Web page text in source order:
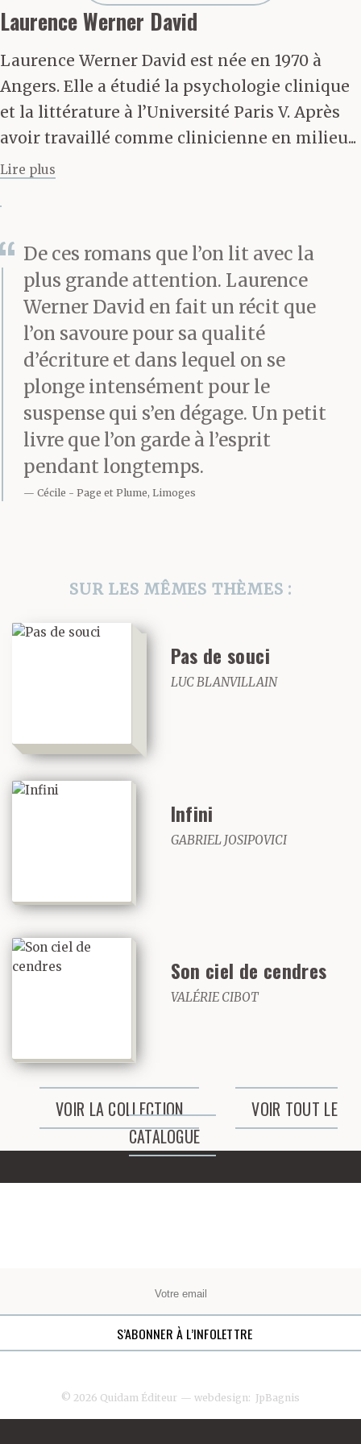
Laurence Werner David
Laurence Werner David est née en 1970 à
Angers. Elle a étudié la psychologie clinique
et la littérature à l’Université Paris V. Après
avoir travaillé comme clinicienne en milieu...
Lire plus
De ces romans que l’on lit avec la
plus grande attention. Laurence
Werner David en fait un récit que
l’on savoure pour sa qualité
d’écriture et dans lequel on se
plonge intensément pour le
suspense qui s’en dégage. Un petit
livre que l’on garde à l’esprit
pendant longtemps.
Cécile Page et Plume, Limoges
SUR LES MÊMES THÈMES :
Pas de souci
LUC BLANVILLAIN
Infini
GABRIEL JOSIPOVICI
Son ciel de cendres
VALÉRIE CIBOT
VOIR LA COLLECTION
VOIR TOUT LE
CATALOGUE
© 2026 Quidam Éditeur — webdesign: JpBagnis